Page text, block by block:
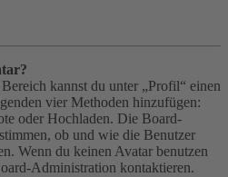
kannst du unter „Profil“ einen
vier Methoden hinzufügen:
oder Hochladen. Die Board-
ob und wie die Benutzer
Wenn du keinen Avatar benutzen
Administration kontaktieren.